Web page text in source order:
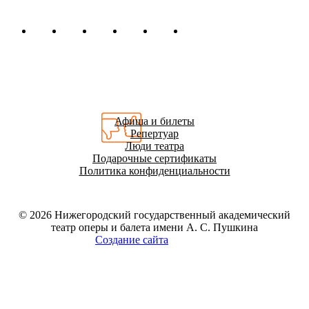
Афиша и билеты
Репертуар
Люди театра
Подарочные сертификаты
Политика конфиденциальности
© 2026 Нижегородский государственный академический
театр оперы и балета имени А. С. Пушкина
Создание сайта